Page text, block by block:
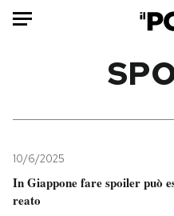
Mondo
Politica
10/6/2025
In Giappone fare spoiler può
reato